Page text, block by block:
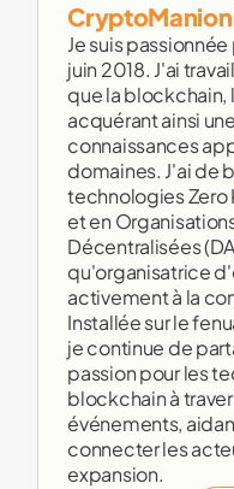
CryptoManion
Je suis
juin 2018. J'ai
que la blockchain,
acquérant ainsi
connaissances
domaines. J'ai de
technologies Zero
et en
Décentralisées
qu'organisatrice
activement à la
Installée sur le
je continue de
passion pour les
blockchain à
événements,
connecter les
expansion.